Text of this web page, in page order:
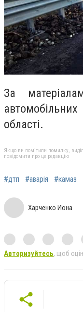
За
області.
Якщо ви помітили помилку,
повідомити про це редакцію
#дтп #аварія #камаз
Харченко Иона
Авторизуйтесь, щоб